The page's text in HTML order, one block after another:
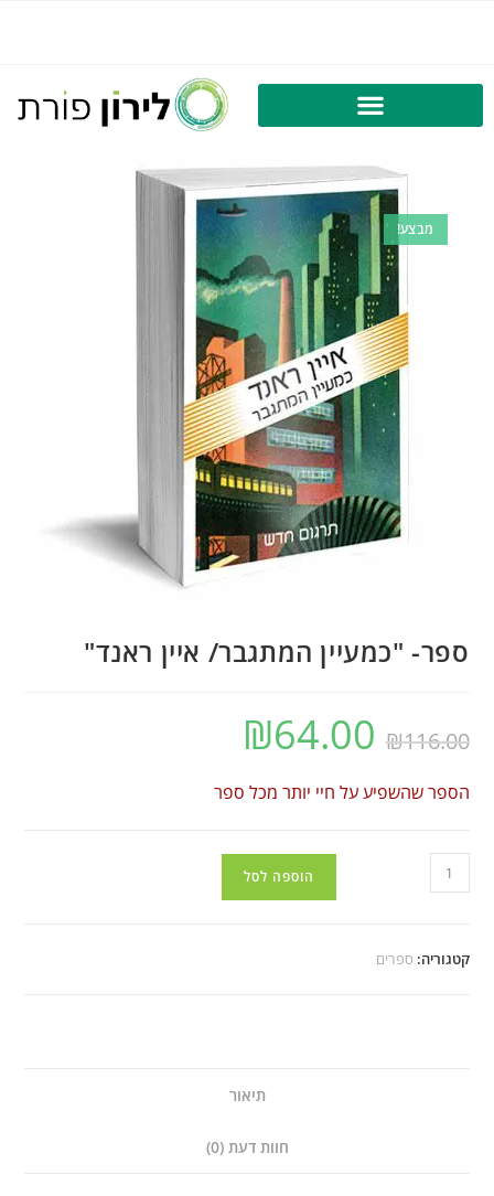
מבצע!
ספר- "כמעיין המתגבר/ איין ראנד"
₪116.00
₪64.00
הספר שהשפיע על חיי יותר מכל ספר
הוספה לסל
קטגוריה: ספרים
תיאור
חוות דעת (0)